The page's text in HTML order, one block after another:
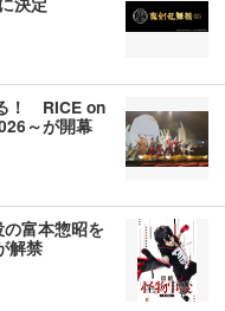
！ RICE on
～が開幕
富本惣昭を
解禁